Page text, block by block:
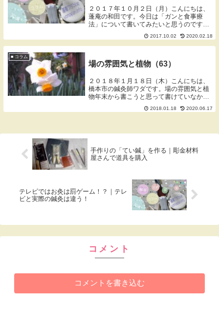
２０１７年１０月２日（月）こんにちは、
蓬庵の和田です。今日は「ガンと食事療
法」について書いてみたいと思うのです
が、ガンに食事療法は効果があるのか？、
それとも効果がないのか？これはガンに限
らず他の疾患でもそうですが、個人差がす
2017.10.02 2020.02.18
■ コラム
場の雰囲気と植物（63）
２０１８年１月１８日（木）こんにちは、
橋本市の鍼灸師ワダです。場の雰囲気と植
物年末から書こうと思って書けていなかっ
たのですが、１２月の中頃から咲き始め今
も蓬庵の庭に日本水仙（ニホンズイセン）
2018.01.18 2020.06.17
手作りの「てい鍼」を作る｜彫金材料
屋さんで道具を購入
テレビではお灸は罰ゲーム！？｜テレ
ビと実際の鍼灸は違う！
コメント
コメントを書き込む